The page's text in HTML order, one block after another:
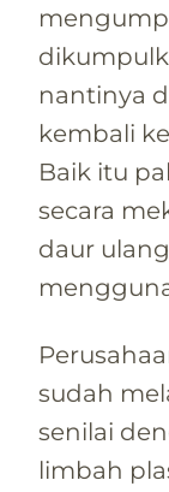
nantinya
kembali
Baik itu
secara
daur
sudah
senilai
limbah